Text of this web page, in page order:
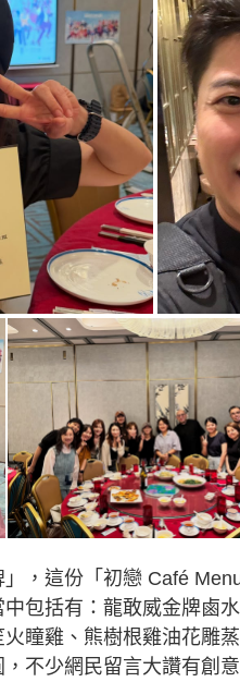
，這份「初戀 Café
包括有：龍敢威金牌鹵
瞳雞、熊樹根雞油花雕
不少網民留言大讚有創